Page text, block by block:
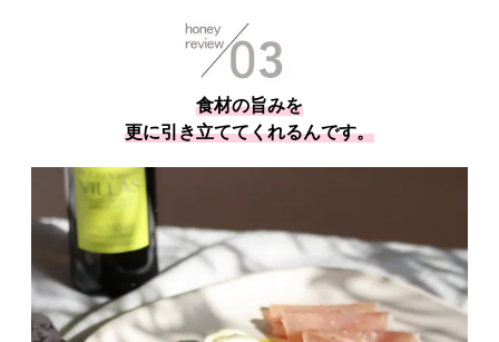
食材の旨みを
更に引き立ててくれるんです。